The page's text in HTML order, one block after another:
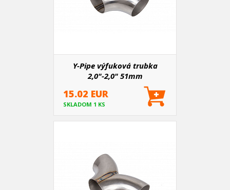
Y-Pipe výfuková trubka
2,0"-2,0" 51mm
15.02 EUR
SKLADOM 1 KS